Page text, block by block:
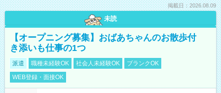
掲載日：2026.08.09
未読
【オープニング募集】おばあちゃんのお散歩付
き添いも仕事の1つ
派遣 職種未経験OK 社会人未経験OK
ブランクOK
WEB登録・面接OK